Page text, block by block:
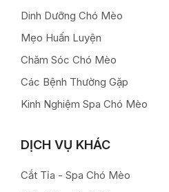
Dinh Dưỡng Chó Mèo
Mẹo Huấn Luyện
Chăm Sóc Chó Mèo
Các Bệnh Thường Gặp
Kinh Nghiệm Spa Chó Mèo
DỊCH VỤ KHÁC
Cắt Tỉa - Spa Chó Mèo